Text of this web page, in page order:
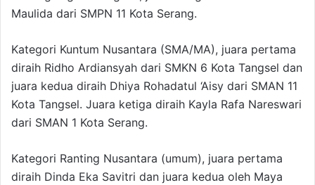
Maulida dari SMPN 11 Kota Serang.
Kategori Kuntum Nusantara (SMA/MA), juara pertama
diraih Ridho Ardiansyah dari SMKN 6 Kota Tangsel dan
juara kedua diraih Dhiya Rohadatul ‘Aisy dari SMAN 11
Kota Tangsel. Juara ketiga diraih Kayla Rafa Nareswari
dari SMAN 1 Kota Serang.
Kategori Ranting Nusantara (umum), juara pertama
diraih Dinda Eka Savitri dan juara kedua oleh Maya